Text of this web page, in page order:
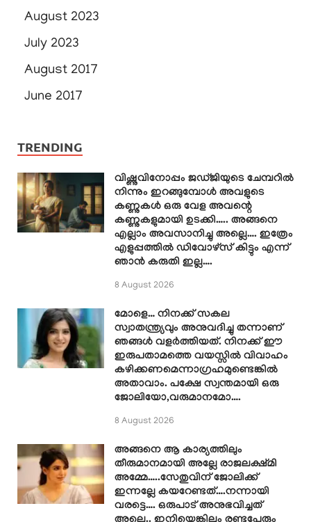
August 2023
July 2023
August 2017
June 2017
TRENDING
വിഷ്ണുവിനോപ്പം ജഡ്ജിയുടെ ചേമ്പറിൽ
നിന്നും ഇറങ്ങുമ്പോൾ അവളുടെ
കണ്ണുകൾ ഒരു വേള അവന്റെ
കണ്ണുകളുമായി ഉടക്കി….. അങ്ങനെ
എല്ലാം അവസാനിച്ചു അല്ലെ…. ഇത്രേം
എളുപ്പത്തിൽ ഡിവോഴ്സ് കിട്ടും എന്ന്
ഞാൻ കരുതി ഇല്ല….
8 August 2026
മോളെ… നിനക്ക് സകല
സ്വാതന്ത്ര്യവും അനുവദിച്ചു തന്നാണ്
ഞങ്ങൾ വളർത്തിയത്. നിനക്ക് ഈ
ഇരുപതാമത്തെ വയസ്സിൽ വിവാഹം
കഴിക്കണമെന്നാഗ്രഹമുണ്ടെങ്കിൽ
അതാവാം. പക്ഷേ സ്വന്തമായി ഒരു
ജോലിയോ,വരുമാനമോ….
8 August 2026
അങ്ങനെ ആ കാര്യത്തിലും
തീരുമാനമായി അല്ലേ രാജലക്ഷ്മി
അമ്മേ…..സേതുവിന് ജോലിക്ക്
ഇന്നല്ലേ കയറേണ്ടത്….നന്നായി
വരട്ടെ…. ഒരുപാട് അനുഭവിച്ചത്